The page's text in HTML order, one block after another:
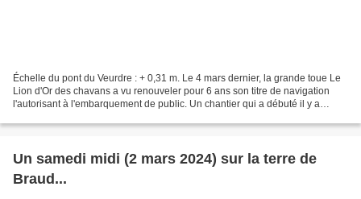
Échelle du pont du Veurdre : + 0,31 m. Le 4 mars dernier, la grande toue Le
Lion d'Or des chavans a vu renouveler pour 6 ans son titre de navigation
l'autorisant à l'embarquement de public. Un chantier qui a débuté il y a
Un samedi midi (2 mars 2024) sur la terre de
Braud...